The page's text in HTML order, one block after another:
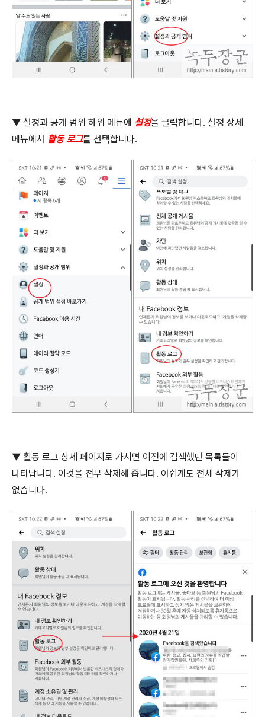
▼ 설정과 공개 범위 하위 메뉴에 설정을 클릭합니다. 설정 상세
메뉴에서 활동 로그를 선택합니다.
▼ 활동 로그 상세 페이지로 가시면 이전에 검색했던 목록들이
나타납니다. 이것을 전부 삭제해 줍니다. 아쉽게도 전체 삭제가
없습니다.